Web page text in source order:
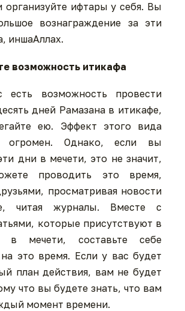
организуйте ифтары у себя. Вы
вознаграждение за эти
иншаАллах.
возможность итикафа
есть возможность провести
дней Рамазана в итикафе,
ею. Эффект этого вида
огромен. Однако, если вы
дни в мечети, это не значит,
проводить это время,
просматривая новости
читая журналы. Вместе с
которые присутствуют в
в мечети, составьте себе
это время. Если у вас будет
план действия, вам не будет
что вы будете знать, что вам
момент времени.